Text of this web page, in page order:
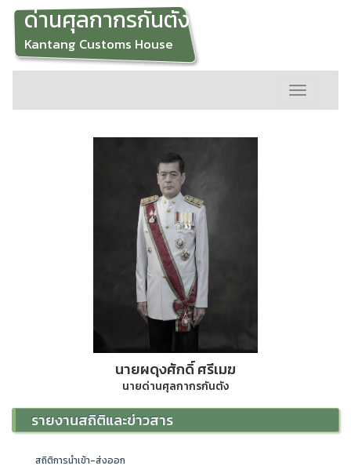
ด่านศุลกากรกันตัง
Kantang Customs House
Toggle
navigation
นายผดุงศักดิ์ ศรีเมฆ
นายด่านศุลกากรกันตัง
รายงานสถิติและข่าวสาร
สถิติการนำเข้า-ส่งออก